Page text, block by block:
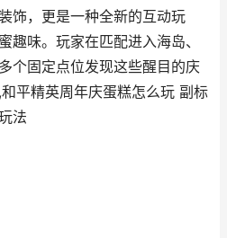
饰，更是一种全新的互动玩
趣味。玩家在匹配进入海岛、
个固定点位发现这些醒目的庆
平精英周年庆蛋糕怎么玩 副标
法